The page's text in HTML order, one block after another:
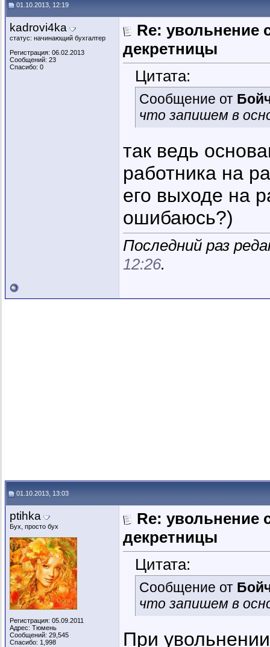
01.10.2013, 12:19
kadrovi4ka
статус: начинающий бухгалтер
Регистрация: 06.02.2013
Сообщений: 23
Спасибо: 0
Re: увольнение
декретницы
Цитата:
Сообщение от
что запишем в
так ведь
работника на
его выходе на
ошибаюсь?)
Последний раз
12:26.
01.10.2013, 13:03
ptihka
Бух, просто бух
Регистрация: 05.09.2011
Адрес: Тюмень
Сообщений: 29,545
Спасибо: 1,998
Re: увольнение
декретницы
Цитата:
Сообщение от
что запишем в
При